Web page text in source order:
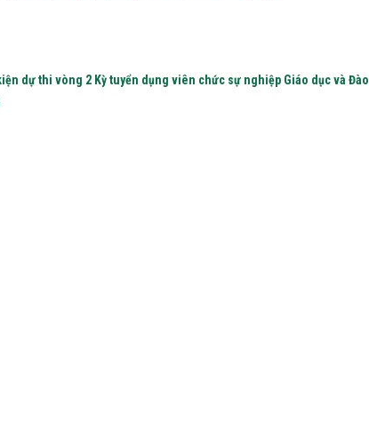
dự thi vòng 2 Kỳ tuyển dụng viên chức sự nghiệp Giáo dục và Đào